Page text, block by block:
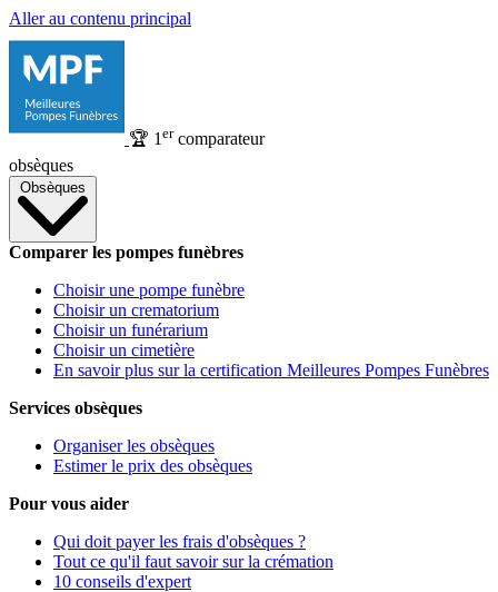
Aller au contenu principal
🏆 1 ercomparateur
obsèques
Obsèques
Comparer les pompes funèbres
Choisir une pompe funèbre
Choisir un crematorium
Choisir un funérarium
Choisir un cimetière
En savoir plus sur la certification Meilleures Pompes Funèbres
Services obsèques
Organiser les obsèques
Estimer le prix des obsèques
Pour vous aider
Qui doit payer les frais d'obsèques ?
Tout ce qu'il faut savoir sur la crémation
10 conseils d'expert